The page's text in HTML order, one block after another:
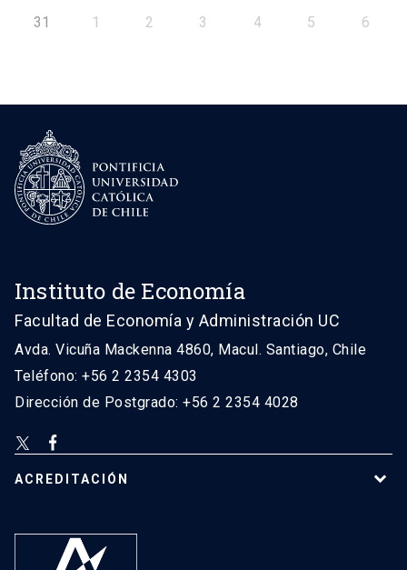
31 1 2 3 4 5 6
Instituto de Economía
Facultad de Economía y Administración UC
Avda. Vicuña Mackenna 4860, Macul. Santiago, Chile
Teléfono: +56 2 2354 4303
Dirección de Postgrado: +56 2 2354 4028
ACREDITACIÓN